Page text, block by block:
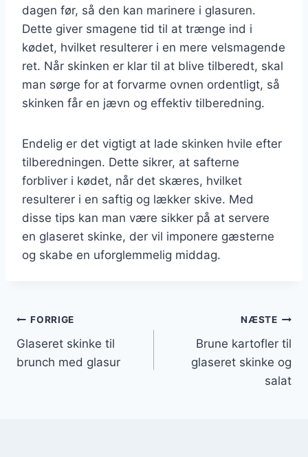
dagen før, så den kan marinere i glasuren.
Dette giver smagene tid til at trænge ind i
kødet, hvilket resulterer i en mere velsmagende
ret. Når skinken er klar til at blive tilberedt, skal
man sørge for at forvarme ovnen ordentligt, så
skinken får en jævn og effektiv tilberedning.
Endelig er det vigtigt at lade skinken hvile efter
tilberedningen. Dette sikrer, at safterne
forbliver i kødet, når det skæres, hvilket
resulterer i en saftig og lækker skive. Med
disse tips kan man være sikker på at servere
en glaseret skinke, der vil imponere gæsterne
og skabe en uforglemmelig middag.
Indlægsnavigation
FORRIGE
Glaseret skinke til
brunch med glasur
NÆSTE
Brune kartofler til
glaseret skinke og
salat